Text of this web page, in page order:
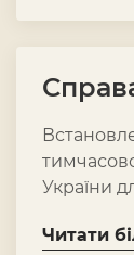
України
прав.
Читати